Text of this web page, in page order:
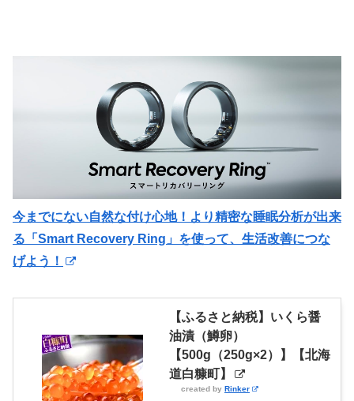
今までにない自然な付け心地！より精密な睡眠分析が出来
る「Smart Recovery Ring」を使って、生活改善につな
げよう！
【ふるさと納税】いくら醤
油漬（鱒卵）
【500g（250g×2）】【北海
道白糠町】
created by Rinker